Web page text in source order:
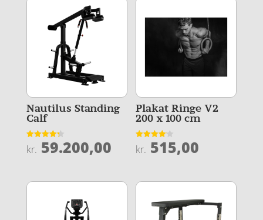
Nautilus Standing
Calf
Vurderet
4.3
kr. 59.200,00
Plakat Ringe V2
200 x 100 cm
Vurderet
4.1
kr. 515,00